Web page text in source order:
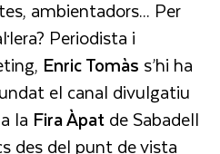
ambientadors... Per
Periodista i
Enric Tomàs s’hi ha
el canal divulgatiu
la Fira Àpatde Sabadell
des del punt de vista